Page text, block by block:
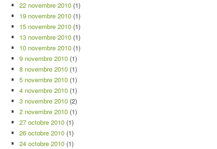
22 novembre 2010 (1)
19 novembre 2010 (1)
15 novembre 2010 (1)
13 novembre 2010 (1)
10 novembre 2010 (1)
9 novembre 2010 (1)
8 novembre 2010 (1)
5 novembre 2010 (1)
4 novembre 2010 (1)
3 novembre 2010 (2)
2 novembre 2010 (1)
27 octobre 2010 (1)
26 octobre 2010 (1)
24 octobre 2010 (1)